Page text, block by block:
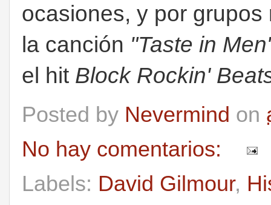
ocasiones, y por
la canción "Taste in
el hit Block Rockin'
Posted by Nevermind on
No hay comentarios:
Labels: David Gilmour,